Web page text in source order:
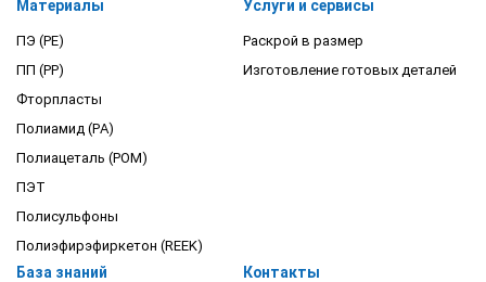
Материалы
ПЭ (PE)
ПП (PP)
Фторпласты
Полиамид (PA)
Полиацеталь (POM)
ПЭТ
Полисульфоны
Полиэфирэфиркетон (REEK)
Услуги и сервисы
Раскрой в размер
Изготовление готовых деталей
База знаний Контакты